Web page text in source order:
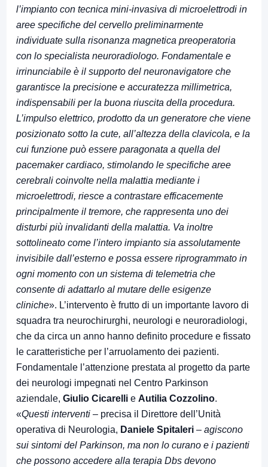
l’impianto con tecnica mini-invasiva di microelettrodi in
aree specifiche del cervello preliminarmente
individuate sulla risonanza magnetica preoperatoria
con lo specialista neuroradiologo. Fondamentale e
irrinunciabile è il supporto del neuronavigatore che
garantisce la precisione e accuratezza millimetrica,
indispensabili per la buona riuscita della procedura.
L’impulso elettrico, prodotto da un generatore che viene
posizionato sotto la cute, all’altezza della clavicola, e la
cui funzione può essere paragonata a quella del
pacemaker cardiaco, stimolando le specifiche aree
cerebrali coinvolte nella malattia mediante i
microelettrodi, riesce a contrastare efficacemente
principalmente il tremore, che rappresenta uno dei
disturbi più invalidanti della malattia. Va inoltre
sottolineato come l’intero impianto sia assolutamente
invisibile dall’esterno e possa essere riprogrammato in
ogni momento con un sistema di telemetria che
consente di adattarlo al mutare delle esigenze
cliniche». L’intervento è frutto di un importante lavoro di
squadra tra neurochirurghi, neurologi e neuroradiologi,
che da circa un anno hanno definito procedure e fissato
le caratteristiche per l’arruolamento dei pazienti.
Fondamentale l’attenzione prestata al progetto da parte
dei neurologi impegnati nel Centro Parkinson
aziendale, Giulio Cicarelli e Autilia Cozzolino.
«Questi interventi – precisa il Direttore dell’Unità
operativa di Neurologia, Daniele Spitaleri – agiscono
sui sintomi del Parkinson, ma non lo curano e i pazienti
che possono accedere alla terapia Dbs devono